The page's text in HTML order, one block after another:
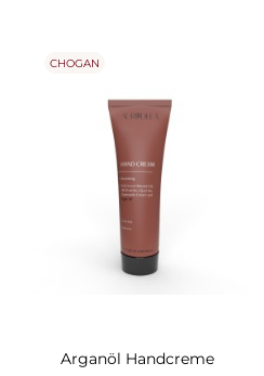
Arganöl Handcreme
CHOGAN